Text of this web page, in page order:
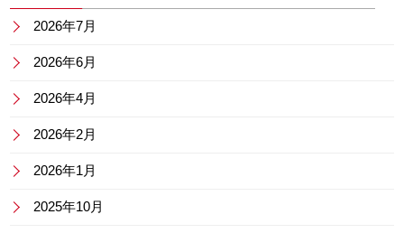
2026年7月
2026年6月
2026年4月
2026年2月
2026年1月
2025年10月